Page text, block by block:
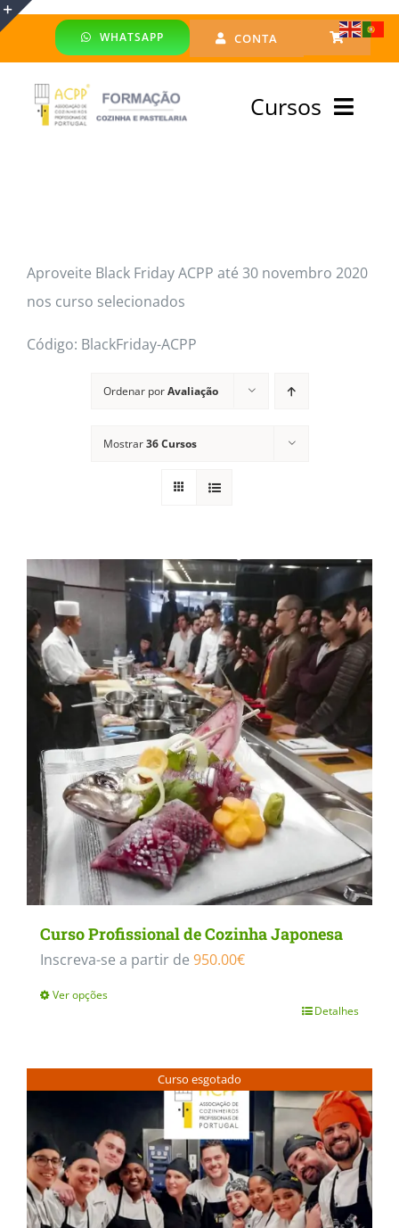
Skip
WHATSAPP CONTA
Cursos
Especialização
Aproveite Black Friday ACPP até 30 novembro 2020
nos curso selecionados
Código: BlackFriday-ACPP
Ordenar porAvaliação
Mostrar36 Cursos
Curso Profissional de Cozinha Japonesa
Inscreva-se a partir de 950.00€
Ver opções
has
variants.
The
options
may
Detalhes
Curso esgotado